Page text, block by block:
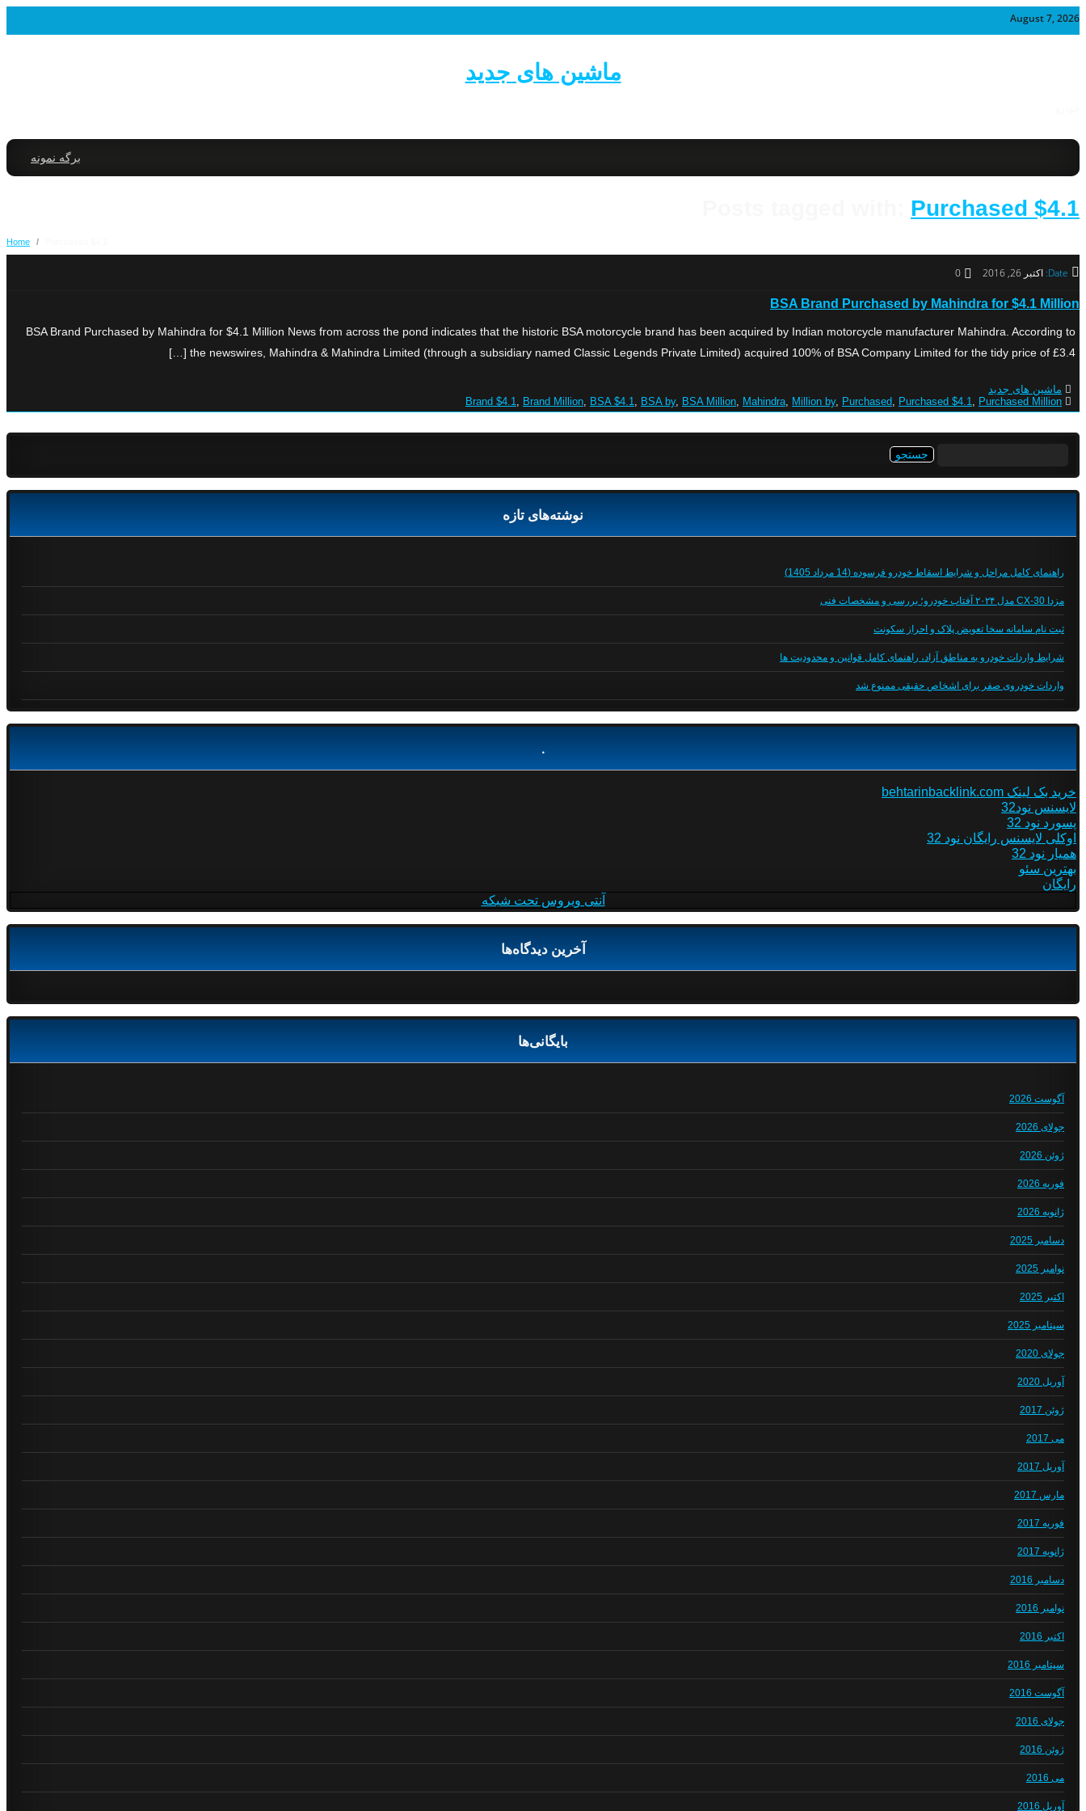
August 7, 2026
ماشین های جدید
برگه نمونه
Purchased $4.1
Home /
Date: اکتبر 26, 2016 0
BSA Brand Purchased by Mahindra for $4.1 Million
BSA Brand Purchased by Mahindra for $4.1 Million News from across the pond indicates that the historic BSA motorcycle brand has been acquired by Indian motorcycle manufacturer Mahindra. According to
the newswires, Mahindra & Mahindra Limited (through a subsidiary named Classic Legends Private Limited) acquired 100% of BSA Company Limited for the tidy price of £3.4 […]
ماشین های جدید
Brand $4.1, Brand Million, BSA $4.1, BSA by, BSA Million, Mahindra, Million by, Purchased, Purchased $4.1, Purchased Million
نوشته‌های تازه
راهنمای کامل مراحل و شرایط اسقاط خودرو فرسوده (14 مرداد 1405)
مزدا CX-30 مدل ۲۰۲۴ آفتاب خودرو؛ بررسی و مشخصات فنی
ثبت نام سامانه سخا تعویض پلاک و احراز سکونت
شرایط واردات خودرو به مناطق آزاد، راهنمای کامل قوانین و محدودیت ها
واردات خودروی صفر برای اشخاص حقیقی ممنوع شد
.
خرید بک لینک behtarinbacklink.com
لایسنس نود32
پسورد نود 32
اوکلی لایسنس رایگان نود 32
همیار نود 32
بهترین سئو
رایگان
آنتی ویروس تحت شبکه
آخرین دیدگاه‌ها
بایگانی‌ها
آگوست 2026
جولای 2026
ژوئن 2026
فوریه 2026
ژانویه 2026
دسامبر 2025
نوامبر 2025
اکتبر 2025
سپتامبر 2025
جولای 2020
آوریل 2020
ژوئن 2017
می 2017
آوریل 2017
مارس 2017
فوریه 2017
ژانویه 2017
دسامبر 2016
نوامبر 2016
اکتبر 2016
سپتامبر 2016
آگوست 2016
جولای 2016
ژوئن 2016
می 2016
آوریل 2016